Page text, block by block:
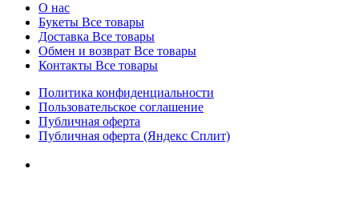
О нас
Букеты Все товары
Доставка Все товары
Обмен и возврат Все товары
Контакты Все товары
Политика конфиденциальности
Пользовательское соглашение
Публичная оферта
Публичная оферта (Яндекс Сплит)